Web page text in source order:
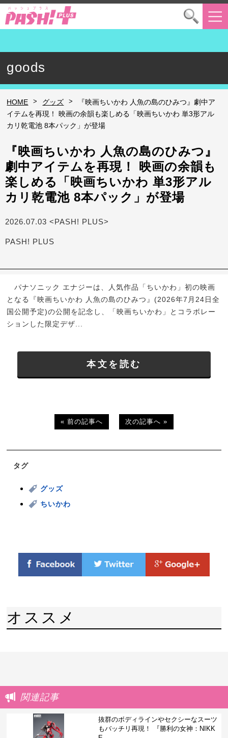
goods
HOME > グッズ >
『映画ちいかわ 人魚の島のひみつ』劇中ア
イテムを再現！ 映画の余韻も楽しめる「映画ちいかわ 単3形アル
カリ乾電池 8本パック」が登場
『映画ちいかわ 人魚の島のひみつ』
劇中アイテムを再現！ 映画の余韻も
楽しめる「映画ちいかわ 単3形アル
カリ乾電池 8本パック」が登場
2026.07.03 <PASH! PLUS>
PASH! PLUS
パナソニック エナジーは、人気作品「ちいかわ」初の映画
となる『映画ちいかわ 人魚の島のひみつ』(2026年7月24日全
国公開予定)の公開を記念し、「映画ちいかわ」とコラボレー
ションした限定デザ...
本文を読む
« 前の記事へ 次の記事へ »
タグ
グッズ
ちいかわ
オススメ
関連記事
抜群のボディラインやセクシーなスーツ
もバッチリ再現！ 『勝利の女神：NIKK